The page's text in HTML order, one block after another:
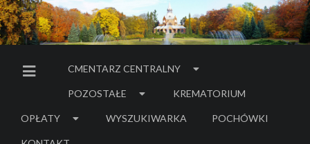
MENU BOCZNE
CMENTARZ CENTRALNY
POZOSTAŁE KREMATORIUM
OPŁATY WYSZUKIWARKA POCHÓWKI
- LINK DO SERWISU